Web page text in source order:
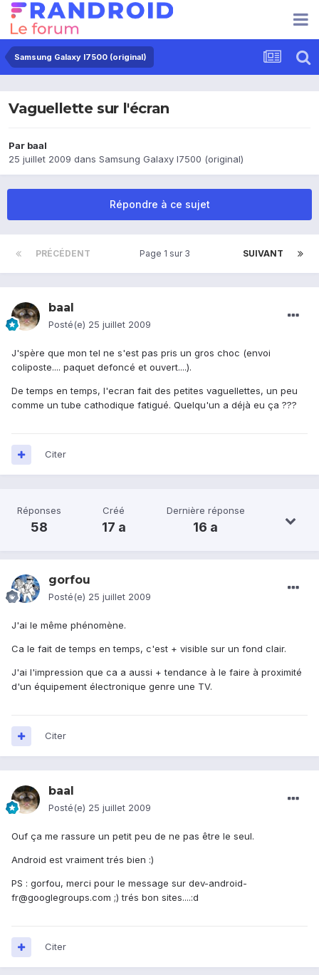
Samsung Galaxy I7500 (original)
Vaguellette sur l'écran
Par baal
25 juillet 2009 dans Samsung Galaxy I7500 (original)
Répondre à ce sujet
PRÉCÉDENT SUIVANT
Page 1 sur 3
baal
Posté(e) 25 juillet 2009
J'spère que mon tel ne s'est pas pris un gros choc (envoi
coliposte.... paquet defoncé et ouvert....).
De temps en temps, l'ecran fait des petites vaguellettes, un peu
comme un tube cathodique fatigué. Quelqu'un a déjà eu ça ???
Citer
Réponses
58
Créé
17 a
Dernière réponse
16 a
gorfou
Posté(e) 25 juillet 2009
J'ai le même phénomène.
Ca le fait de temps en temps, c'est + visible sur un fond clair.
J'ai l'impression que ca a aussi + tendance à le faire à proximité
d'un équipement électronique genre une TV.
Citer
baal
Posté(e) 25 juillet 2009
Ouf ça me rassure un petit peu de ne pas être le seul.
Android est vraiment trés bien :)
PS : gorfou, merci pour le message sur dev-android-
fr@googlegroups.com ;) trés bon sites....:d
Citer